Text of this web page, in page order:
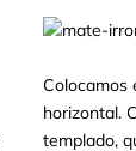
Colocamos
horizontal.
templado,